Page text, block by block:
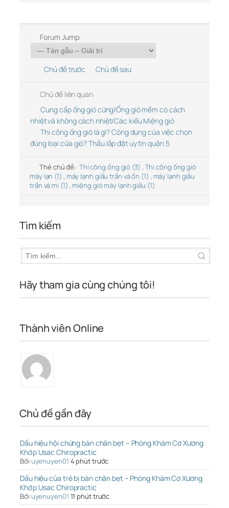
Forum Jump:
Chủ đề trước Chủ đề sau
Chủ đề liên quan
Cung cấp ống gió cứng/Ống gió mềm có cách
nhiệt và không cách nhiệt/Các kiểu Miệng gió
Thi công ống gió là gì? Công dụng của việc chọn
đúng loại cửa gió? Thầu lắp đặt uy tín quận 5
Thẻ chủ đề: Thi công ống gió (3) , Thi công ống gió
máy lạn (1) , máy lạnh giấu trần và ốn (1) , máy lạnh giấu
trần và mi (1) , miệng gió máy lạnh giấu (1)
Tìm kiếm
Hãy tham gia cùng chúng tôi!
Thành viên Online
Chủ đề gần đây
Dấu hiệu hội chứng bàn chân bẹt – Phòng Khám Cơ Xương
Khớp Usac Chiropractic
Bởi uyenuyen01 4 phút trước
Dấu hiệu của trẻ bị bàn chân bẹt – Phòng Khám Cơ Xương
Khớp Usac Chiropractic
Bởi uyenuyen01 11 phút trước